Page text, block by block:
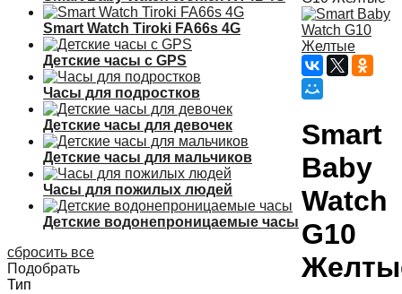
Smart Watch Tiroki FA66s 4G
Детские часы с GPS
Часы для подростков
Детские часы для девочек
Детские часы для мальчиков
Часы для пожилых людей
Детские водонепроницаемые часы
сбросить все
Подобрать
Тип
Smart
Baby
Watch
G10